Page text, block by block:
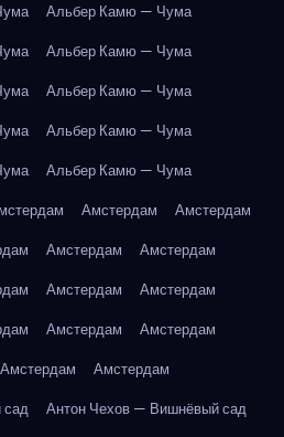
Альбер Камю — Чума
Альбер Камю — Чума
Альбер Камю — Чума
Альбер Камю — Чума
Альбер Камю — Чума
Амстердам
Амстердам
Амстердам
Амстердам
Амстердам
Амстердам
Амстердам
Амстердам
Амстердам
Амстердам
Антон Чехов — Вишнёвый сад